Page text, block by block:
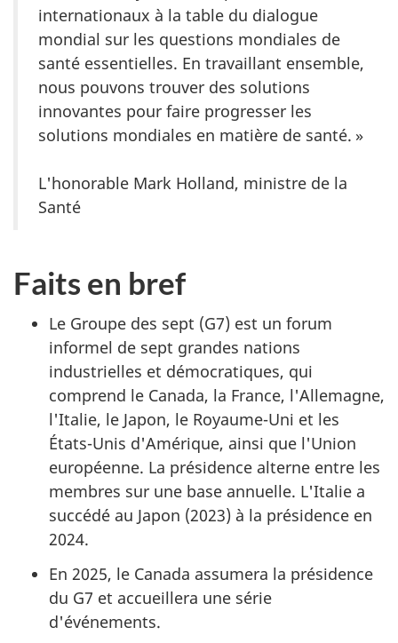
internationaux à la table du dialogue
mondial sur les questions mondiales de
santé essentielles. En travaillant ensemble,
nous pouvons trouver des solutions
innovantes pour faire progresser les
solutions mondiales en matière de santé. »
L'honorable Mark Holland, ministre de la
Santé
Faits en bref
Le Groupe des sept (G7) est un forum
informel de sept grandes nations
industrielles et démocratiques, qui
comprend le Canada, la France, l'Allemagne,
l'Italie, le Japon, le Royaume-Uni et les
États-Unis d'Amérique, ainsi que l'Union
européenne. La présidence alterne entre les
membres sur une base annuelle. L'Italie a
succédé au Japon (2023) à la présidence en
2024.
En 2025, le Canada assumera la présidence
du G7 et accueillera une série
d'événements.